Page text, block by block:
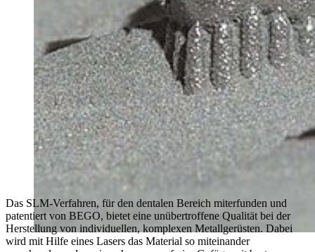
Das SLM-Verfahren, für den dentalen Bereich miterfunden und
patentiert von BEGO, bietet eine unübertroffene Qualität bei der
Herstellung von individuellen, komplexen Metallgerüsten. Dabei
wird mit Hilfe eines Lasers das Material so miteinander